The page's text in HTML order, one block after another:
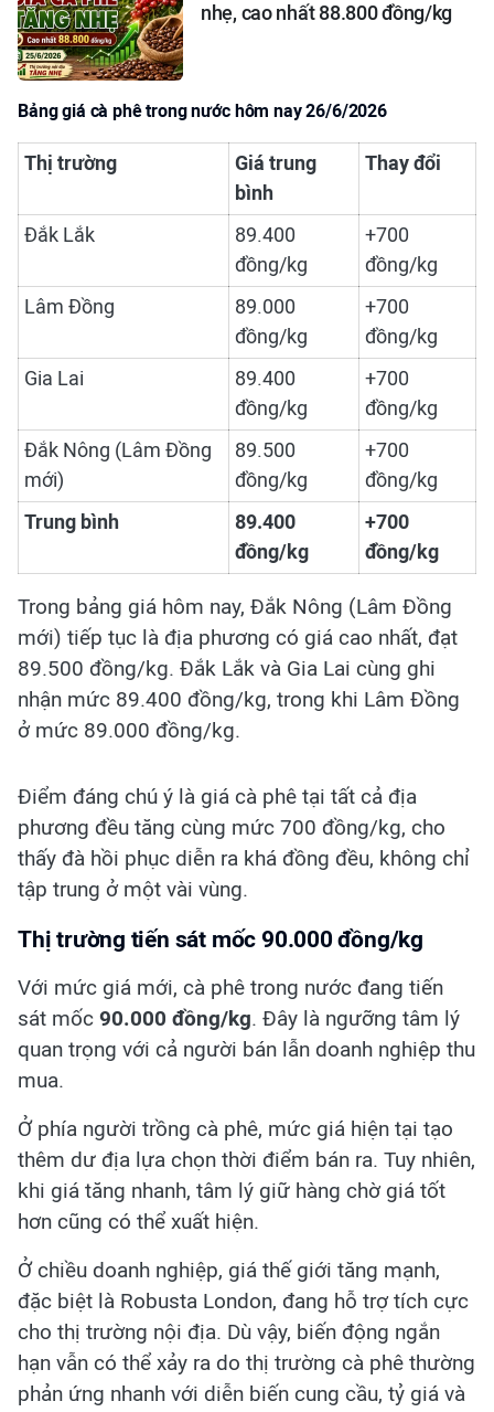
nhẹ, cao nhất 88.800 đồng/kg
Bảng giá cà phê trong nước hôm nay 26/6/2026
Thị trường
Giá trung
bình
Thay đổi
Đắk Lắk
89.400
đồng/kg
+700
đồng/kg
Lâm Đồng
89.000
đồng/kg
+700
đồng/kg
Gia Lai
89.400
đồng/kg
+700
đồng/kg
Đắk Nông (Lâm Đồng
mới)
89.500
đồng/kg
+700
đồng/kg
Trung bình
89.400
đồng/kg
+700
đồng/kg
Trong bảng giá hôm nay, Đắk Nông (Lâm Đồng
mới) tiếp tục là địa phương có giá cao nhất, đạt
89.500 đồng/kg. Đắk Lắk và Gia Lai cùng ghi
nhận mức 89.400 đồng/kg, trong khi Lâm Đồng
ở mức 89.000 đồng/kg.
Điểm đáng chú ý là giá cà phê tại tất cả địa
phương đều tăng cùng mức 700 đồng/kg, cho
thấy đà hồi phục diễn ra khá đồng đều, không chỉ
tập trung ở một vài vùng.
Thị trường tiến sát mốc 90.000 đồng/kg
Với mức giá mới, cà phê trong nước đang tiến
sát mốc 90.000 đồng/kg. Đây là ngưỡng tâm lý
quan trọng với cả người bán lẫn doanh nghiệp thu
mua.
Ở phía người trồng cà phê, mức giá hiện tại tạo
thêm dư địa lựa chọn thời điểm bán ra. Tuy nhiên,
khi giá tăng nhanh, tâm lý giữ hàng chờ giá tốt
hơn cũng có thể xuất hiện.
Ở chiều doanh nghiệp, giá thế giới tăng mạnh,
đặc biệt là Robusta London, đang hỗ trợ tích cực
cho thị trường nội địa. Dù vậy, biến động ngắn
hạn vẫn có thể xảy ra do thị trường cà phê thường
phản ứng nhanh với diễn biến cung cầu, tỷ giá và